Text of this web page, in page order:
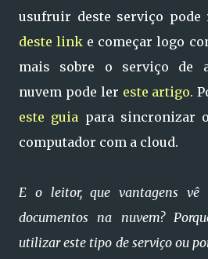
usufruir deste serviço pode
deste link e começar logo
mais sobre o serviço de
nuvem pode ler este artigo.
este guia para sincronizar
computador com a cloud.
E o leitor, que vantagens vê
documentos na nuvem?
utilizar este tipo de serviço ou